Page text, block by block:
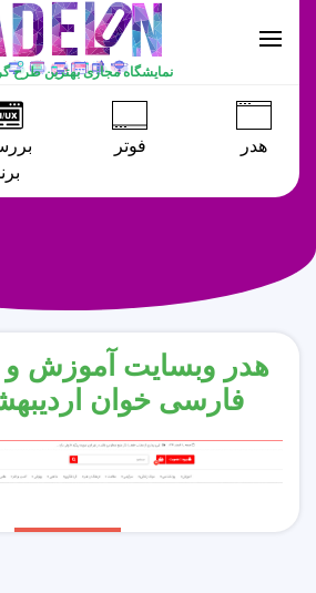
نمایشگاه مجازی بهترین طرح
هدر فوتر
هدر وبسایت آموزش
فارسی خوان اردیبهشت